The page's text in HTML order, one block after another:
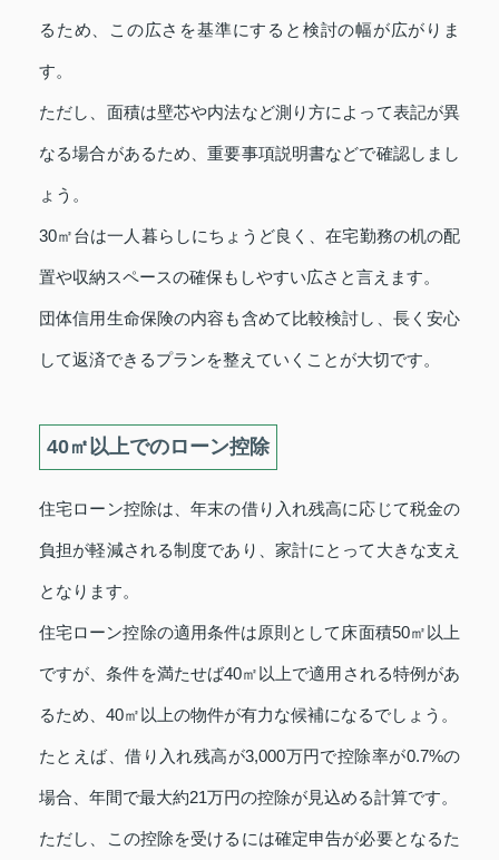
るため、この広さを基準にすると検討の幅が広がりま
す。
ただし、面積は壁芯や内法など測り方によって表記が異
なる場合があるため、重要事項説明書などで確認しまし
ょう。
30㎡台は一人暮らしにちょうど良く、在宅勤務の机の配
置や収納スペースの確保もしやすい広さと言えます。
団体信用生命保険の内容も含めて比較検討し、長く安心
して返済できるプランを整えていくことが大切です。
40㎡以上でのローン控除
住宅ローン控除は、年末の借り入れ残高に応じて税金の
負担が軽減される制度であり、家計にとって大きな支え
となります。
住宅ローン控除の適用条件は原則として床面積50㎡以上
ですが、条件を満たせば40㎡以上で適用される特例があ
るため、40㎡以上の物件が有力な候補になるでしょう。
たとえば、借り入れ残高が3,000万円で控除率が0.7%の
場合、年間で最大約21万円の控除が見込める計算です。
ただし、この控除を受けるには確定申告が必要となるた